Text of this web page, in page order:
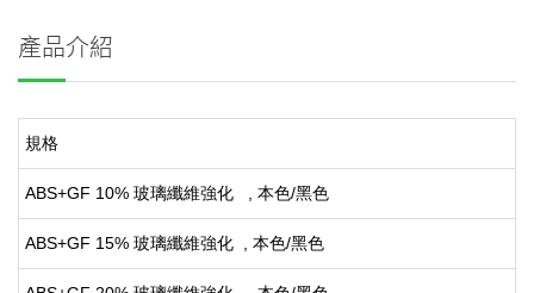
產品介紹
規格
ABS+GF 10% 玻璃纖維強化 , 本色/黑色
ABS+GF 15% 玻璃纖維強化 , 本色/黑色